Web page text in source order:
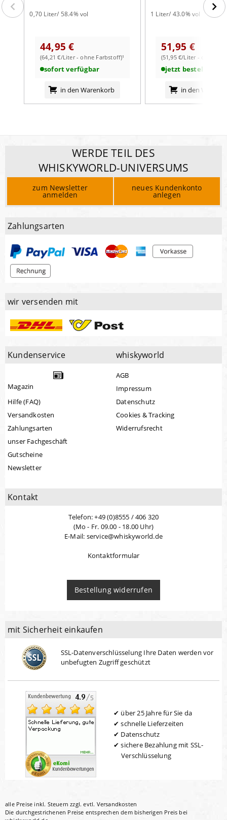
0,70 Liter/ 58.4% vol
44,95 €
(64,21 €/Liter - ohne Farbstoff)¹
sofort verfügbar
in den Warenkorb
1 Liter/ 43.0% vol
51,95 €
(51,95 €/Liter - ohne
jetzt bestellbar
in den
WERDE TEIL DES
WHISKYWORLD-UNIVERSUMS
zum Newsletter
anmelden
neues Kundenkonto
anlegen
Zahlungsarten
wir versenden mit
Kundenservice
Magazin
Hilfe (FAQ)
Versandkosten
Zahlungsarten
unser Fachgeschäft
Gutscheine
Newsletter
whiskyworld
AGB
Impressum
Datenschutz
Cookies & Tracking
Widerrufsrecht
Kontakt
Telefon: +49 (0)8555 / 406 320
(Mo - Fr. 09.00 - 18.00 Uhr)
E-Mail: service@whiskyworld.de
Kontaktformular
Bestellung widerrufen
mit Sicherheit einkaufen
SSL-Datenverschlüsselung Ihre Daten werden vor
unbefugten Zugriff geschützt
über 25 Jahre für Sie da
schnelle Lieferzeiten
Datenschutz
sichere Bezahlung mit SSL-
Verschlüsselung
alle Preise inkl. Steuern zzgl. evtl. Versandkosten
Die durchgestrichenen Preise entsprechen dem bisherigen Preis bei